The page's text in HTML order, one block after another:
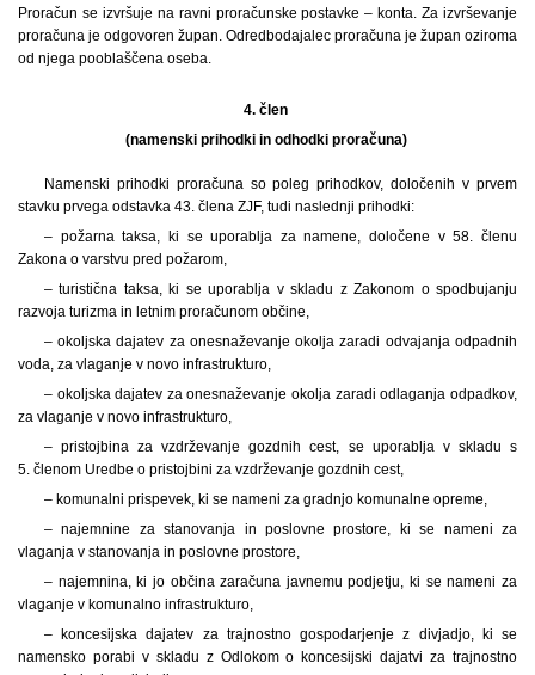
Proračun se izvršuje na ravni proračunske postavke – konta. Za izvrševanje
proračuna je odgovoren župan. Odredbodajalec proračuna je župan oziroma
od njega pooblaščena oseba.
4. člen
(namenski prihodki in odhodki proračuna)
Namenski prihodki proračuna so poleg prihodkov, določenih v prvem
stavku prvega odstavka 43. člena ZJF, tudi naslednji prihodki:
– požarna taksa, ki se uporablja za namene, določene v 58. členu
Zakona o varstvu pred požarom,
– turistična taksa, ki se uporablja v skladu z Zakonom o spodbujanju
razvoja turizma in letnim proračunom občine,
– okoljska dajatev za onesnaževanje okolja zaradi odvajanja odpadnih
voda, za vlaganje v novo infrastrukturo,
– okoljska dajatev za onesnaževanje okolja zaradi odlaganja odpadkov,
za vlaganje v novo infrastrukturo,
– pristojbina za vzdrževanje gozdnih cest, se uporablja v skladu s
5. členom Uredbe o pristojbini za vzdrževanje gozdnih cest,
– komunalni prispevek, ki se nameni za gradnjo komunalne opreme,
– najemnine za stanovanja in poslovne prostore, ki se nameni za
vlaganja v stanovanja in poslovne prostore,
– najemnina, ki jo občina zaračuna javnemu podjetju, ki se nameni za
vlaganje v komunalno infrastrukturo,
– koncesijska dajatev za trajnostno gospodarjenje z divjadjo, ki se
namensko porabi v skladu z Odlokom o koncesijski dajatvi za trajnostno